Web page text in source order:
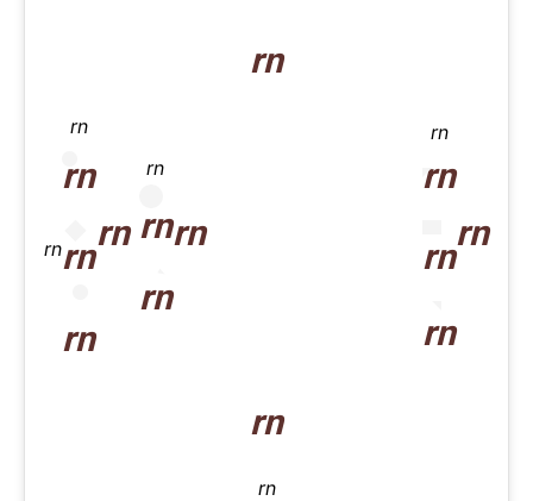
rn
rn
rn
rn
rn
rn
rn
rn
rn
rn
rn
rn
rn
rn
rn
rn
rn
rn